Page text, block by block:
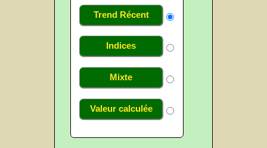
Trend Récent
Indices
Mixte
Valeur calculée